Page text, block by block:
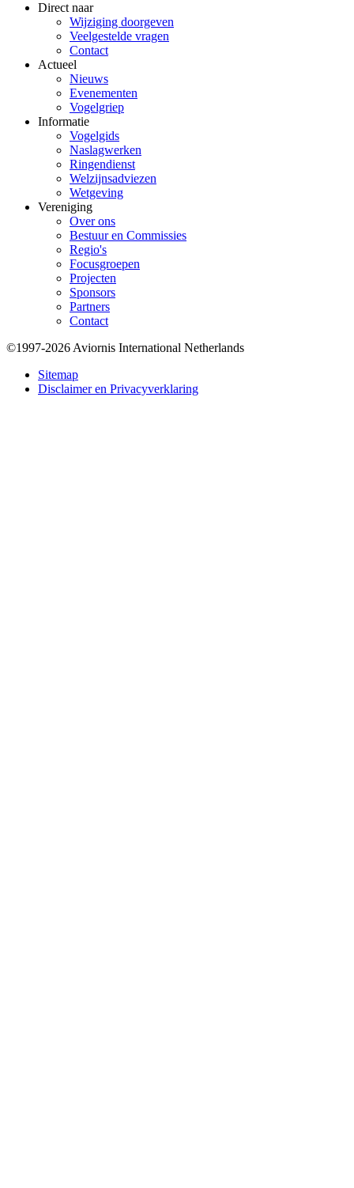
Direct naar
Wijziging doorgeven
Veelgestelde vragen
Contact
Actueel
Nieuws
Evenementen
Vogelgriep
Informatie
Vogelgids
Naslagwerken
Ringendienst
Welzijnsadviezen
Wetgeving
Vereniging
Over ons
Bestuur en Commissies
Regio's
Focusgroepen
Projecten
Sponsors
Partners
Contact
Bottom
©1997-2026 Aviornis International Netherlands
Sitemap
Disclaimer en Privacyverklaring